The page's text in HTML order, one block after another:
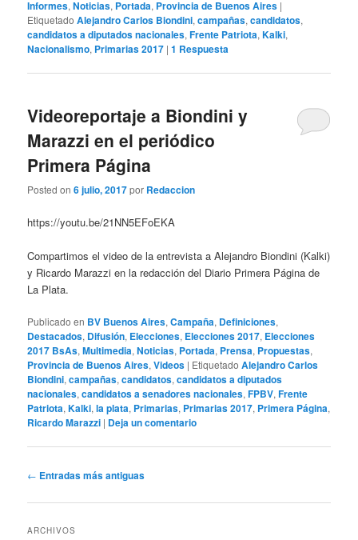
Informes,Noticias, Portada, Provincia de Buenos Aires |
Etiquetado Alejandro Carlos Biondini,campañas,candidatos,
candidatos a diputados nacionales,Frente Patriota,Kalki,
Nacionalismo, Primarias 2017 |1 Respuesta
Videoreportaje a Biondini y
Marazzi en el periódico
Primera Página
Posted on6 julio, 2017por Redaccion
https://youtu.be/21NN5EFoEKA
Compartimos el video de la entrevista a Alejandro Biondini (Kalki)
y Ricardo Marazzi en la redacción del Diario Primera Página de
La Plata.
Publicado en BV Buenos Aires,Campaña, Definiciones,
Destacados, Difusión, Elecciones, Elecciones 2017, Elecciones
2017 BsAs,Multimedia,Noticias, Portada, Prensa, Propuestas,
Provincia de Buenos Aires,Videos | Etiquetado Alejandro Carlos
Biondini,campañas,candidatos,candidatos a diputados
nacionales,candidatos a senadores nacionales,FPBV,Frente
Patriota,Kalki,la plata, Primarias, Primarias 2017, Primera Página,
Ricardo Marazzi | Deja un comentario
Navegación
entradas
← Entradas más antiguas
ARCHIVOS